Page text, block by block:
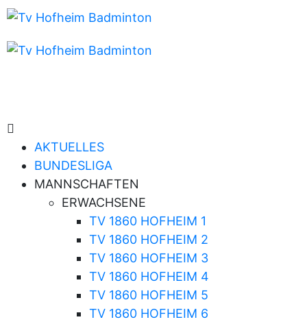
AKTUELLES
BUNDESLIGA
MANNSCHAFTEN
ERWACHSENE
TV 1860 HOFHEIM 1
TV 1860 HOFHEIM 2
TV 1860 HOFHEIM 3
TV 1860 HOFHEIM 4
TV 1860 HOFHEIM 5
TV 1860 HOFHEIM 6